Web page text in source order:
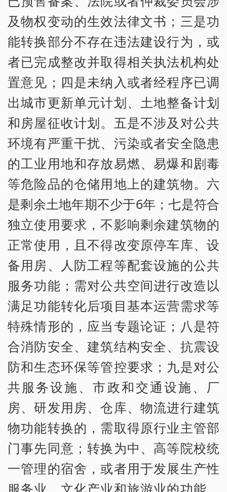
及物权变动的生效法律文书；三是功
能转换部分不存在违法建设行为，或
者已完成整改并取得相关执法机构处
置意见；四是未纳入或者经程序已调
出城市更新单元计划、土地整备计划
和房屋征收计划。五是不涉及对公共
环境有严重干扰、污染或者安全隐患
的工业用地和存放易燃、易爆和剧毒
等危险品的仓储用地上的建筑物。六
是剩余土地年期不少于6年；七是符合
独立使用要求，不影响剩余建筑物的
正常使用，且不得改变原停车库、设
备用房、人防工程等配套设施的公共
服务功能；需对公共空间进行改造以
满足功能转化后项目基本运营需求等
特殊情形的，应当专题论证；八是符
合消防安全、建筑结构安全、抗震设
防和生态环保等管控要求；九是对公
共服务设施、市政和交通设施、厂
房、研发用房、仓库、物流进行建筑
物功能转换的，需取得原行业主管部
门事先同意；转换为中、高等院校统
一管理的宿舍，或者用于发展生产性